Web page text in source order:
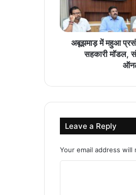
अबूझमाड़ में महुआ
सहकारी मॉडल,
Leave a Reply
Your email address will